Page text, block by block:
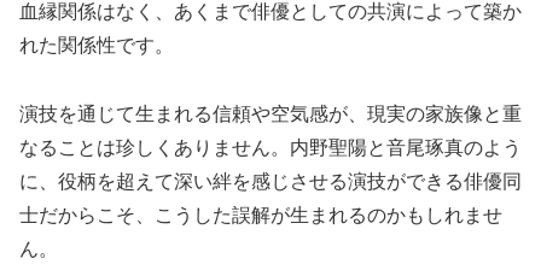
血縁関係はなく、あくまで俳優としての共演によって築か
れた関係性です。
演技を通じて生まれる信頼や空気感が、現実の家族像と重
なることは珍しくありません。内野聖陽と音尾琢真のよう
に、役柄を超えて深い絆を感じさせる演技ができる俳優同
士だからこそ、こうした誤解が生まれるのかもしれませ
ん。